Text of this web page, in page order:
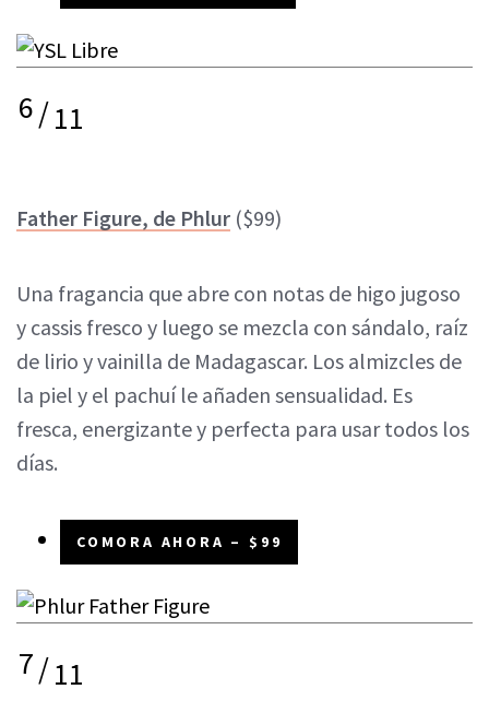
6/11
Father Figure, de Phlur ($99)
Una fragancia que abre con notas de higo jugoso
y cassis fresco y luego se mezcla con sándalo, raíz
de lirio y vainilla de Madagascar. Los almizcles de
la piel y el pachuí le añaden sensualidad. Es
fresca, energizante y perfecta para usar todos los
días.
COMORA AHORA – $99
7/11